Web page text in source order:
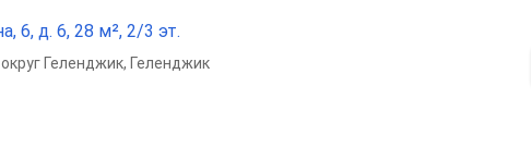
6, д. 6, 28 м², 2/3 эт.
Геленджик, Геленджик